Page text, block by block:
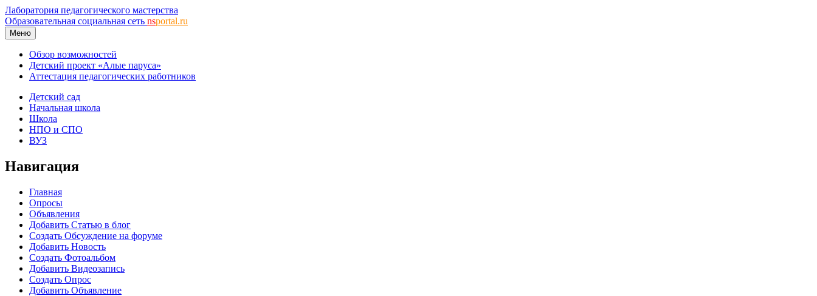
Лаборатория педагогического мастерства
Образовательная социальная сеть nsportal.ru
Меню
Обзор возможностей
Детский проект «Алые паруса»
Аттестация педагогических работников
Детский сад
Начальная школа
Школа
НПО и СПО
ВУЗ
Навигация
Главная
Опросы
Объявления
Добавить Статью в блог
Создать Обсуждение на форуме
Добавить Новость
Создать Фотоальбом
Добавить Видеозапись
Создать Опрос
Добавить Объявление